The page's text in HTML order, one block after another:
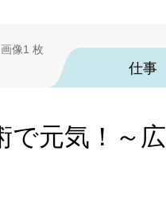
画像1 枚
仕事
元気！～広